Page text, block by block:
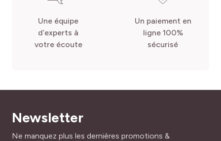
Une équipe
d’experts à
votre écoute
Un paiement en
ligne 100%
sécurisé
Newsletter
Adresse mail
Ne manquez plus les dernières promotions &